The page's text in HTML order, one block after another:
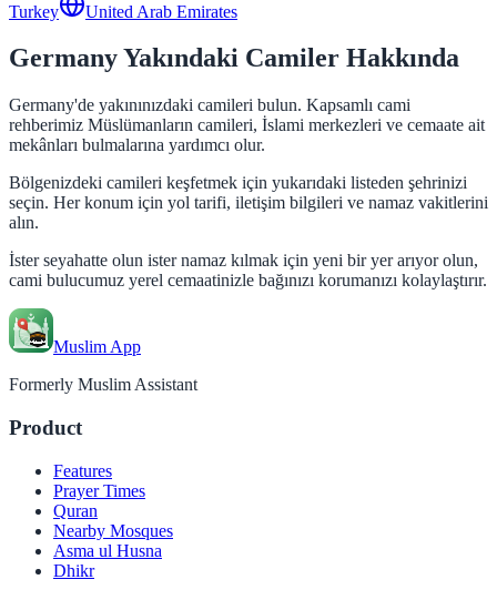
Turkey
United Arab Emirates
Germany Yakındaki Camiler Hakkında
Germany'de yakınınızdaki camileri bulun. Kapsamlı cami
rehberimiz Müslümanların camileri, İslami merkezleri ve cemaate ait
mekânları bulmalarına yardımcı olur.
Bölgenizdeki camileri keşfetmek için yukarıdaki listeden şehrinizi
seçin. Her konum için yol tarifi, iletişim bilgileri ve namaz vakitlerini
alın.
İster seyahatte olun ister namaz kılmak için yeni bir yer arıyor olun,
cami bulucumuz yerel cemaatinizle bağınızı korumanızı kolaylaştırır.
Muslim App
Formerly Muslim Assistant
Product
Features
Prayer Times
Quran
Nearby Mosques
Asma ul Husna
Dhikr